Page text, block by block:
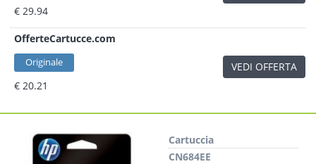
€ 29.94
OfferteCartucce.com
Originale
€ 20.21
VEDI OFFERTA
Cartuccia
CN684EE